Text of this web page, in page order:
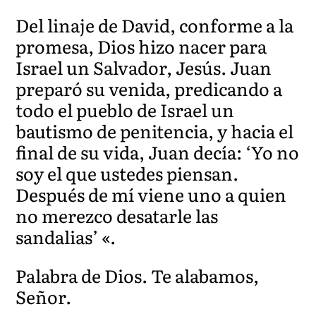
Del linaje de David, conforme a la
promesa, Dios hizo nacer para
Israel un Salvador, Jesús. Juan
preparó su venida, predicando a
todo el pueblo de Israel un
bautismo de penitencia, y hacia el
final de su vida, Juan decía: ‘Yo no
soy el que ustedes piensan.
Después de mí viene uno a quien
no merezco desatarle las
sandalias’ «.
Palabra de Dios. Te alabamos,
Señor.